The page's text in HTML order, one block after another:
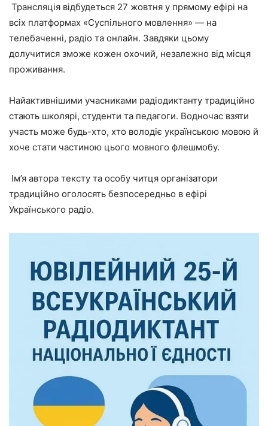
Трансляція відбудеться 27 жовтня у прямому ефірі на
всіх платформах «Суспільного мовлення» — на
телебаченні, радіо та онлайн. Завдяки цьому
долучитися зможе кожен охочий, незалежно від місця
проживання.
Найактивнішими учасниками радіодиктанту традиційно
стають школярі, студенти та педагоги. Водночас взяти
участь може будь-хто, хто володіє українською мовою й
хоче стати частиною цього мовного флешмобу.
Ім’я автора тексту та особу читця організатори
традиційно оголосять безпосередньо в ефірі
Українського радіо.